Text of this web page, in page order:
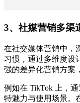
3、社媒营销多渠
在社交媒体营销中，
习惯，通过多维度设
强的差异化营销方案
例如在 TikTok 上，
特魅力与使用场景。